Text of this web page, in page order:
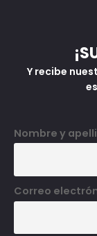
Y recibe
Nombre y
Correo